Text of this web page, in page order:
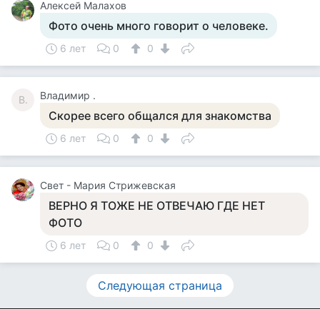
Алексей Малахов
Фото очень много говорит о человеке.
6 лет 0 0
В. Владимир .
Скорее всего общался для знакомства
6 лет 0 0
Свет - Мария Стрижевская
ВЕРНО Я ТОЖЕ НЕ ОТВЕЧАЮ ГДЕ НЕТ
ФОТО
6 лет 0 0
Следующая страница